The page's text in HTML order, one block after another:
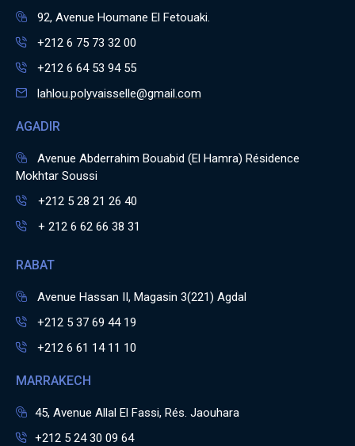
92, Avenue Houmane El Fetouaki.
+212 6 75 73 32 00
+212 6 64 53 94 55
lahlou.polyvaisselle@gmail.com
AGADIR
Avenue Abderrahim Bouabid (El Hamra) Résidence
Mokhtar Soussi
+212 5 28 21 26 40
+ 212 6 62 66 38 31
RABAT
Avenue Hassan II, Magasin 3(221) Agdal
+212 5 37 69 44 19
+212 6 61 14 11 10
MARRAKECH
45, Avenue Allal El Fassi, Rés. Jaouhara
+212 5 24 30 09 64